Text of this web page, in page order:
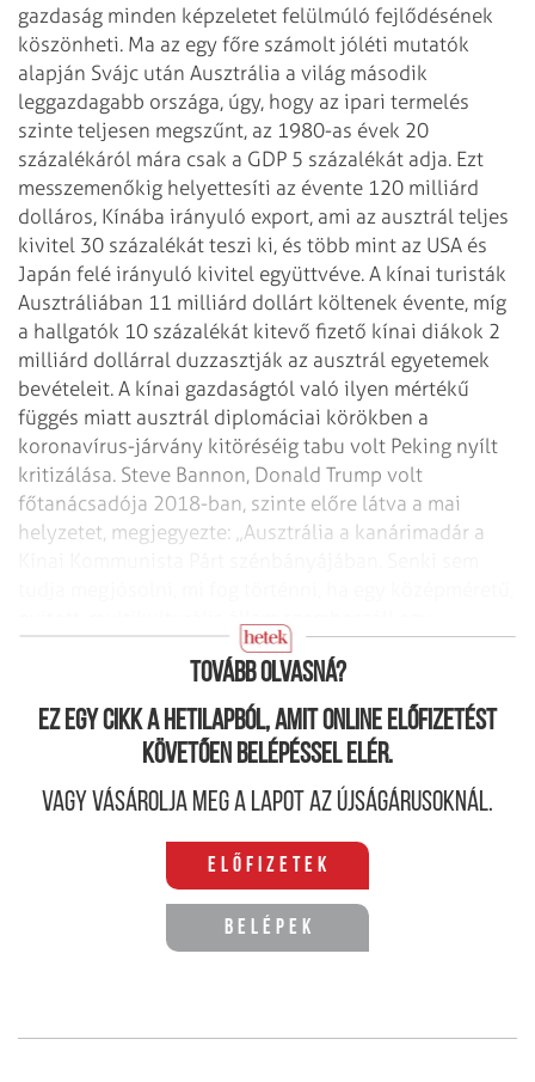
gazdaság minden képzeletet felülmúló fejlődésének
köszönheti. Ma az egy főre számolt jóléti mutatók
alapján Svájc után Ausztrália a világ második
leggazdagabb országa, úgy, hogy az ipari termelés
szinte teljesen megszűnt, az 1980-as évek 20
százalékáról mára csak a GDP 5 százalékát adja. Ezt
messzemenőkig helyettesíti az évente 120 milliárd
dolláros, Kínába irányuló export, ami az ausztrál teljes
kivitel 30 százalékát teszi ki, és több mint az USA és
Japán felé irányuló kivitel együttvéve. A kínai turisták
Ausztráliában 11 milliárd dollárt költenek évente, míg
a hallgatók 10 százalékát kitevő fizető kínai diákok 2
milliárd dollárral duzzasztják az ausztrál egyetemek
bevételeit. A kínai gazdaságtól való ilyen mértékű
függés miatt ausztrál diplomáciai körökben a
koronavírus-járvány kitöréséig tabu volt Peking nyílt
kritizálása. Steve Bannon, Donald Trump volt
főtanácsadója 2018-ban, szinte előre látva a mai
helyzetet, megjegyezte: „Ausztrália a kanárimadár a
felemelkedő, tekintélyelvű szuperhatalommal”.
Tovább olvasná?
Ez egy cikk a hetilapból, amit online előfizetést
követően belépéssel elér.
Vagy vásárolja meg a lapot az újságárusoknál.
Előfizetek
Belépek